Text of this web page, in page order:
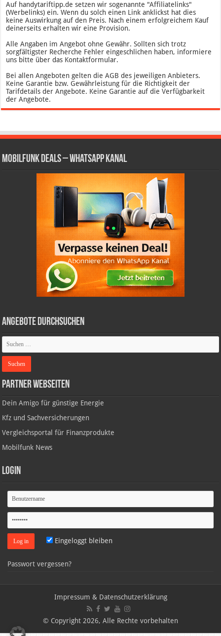
Auf handytariftipp.de setzen wir sogenannte "Affiliatelinks"
(Werbelinks) ein. Wenn du solch einen Link anklickst hat dies
keine Auswirkung auf den Preis. Nach einem erfolgreichem Kauf
deinerseits erhalten wir eine Provision.
Alle Angaben im Angebot ohne Gewähr. Sollten sich trotz
sorgfältigster Recherche Fehler eingeschlichen haben, informiere
uns bitte über das Kontaktformular.
Bei allen Angeboten gelten die AGB des jeweiligen Anbieters.
Keine Garantie bzw. Gewährleistung für die Richtigkeit der
Tarifdetails der Angebote. Keine Garantie auf die Verfügbarkeit
der Angebote.
Mobilfunk Deals – WhatsApp Kanal
Angebote durchsuchen
Partner Webseiten
Dein Amigo für günstige Energie
Kfz und Sachversicherungen
Vergleichsportal für Finanzprodukte
Mobilfunk News
Login
Eingeloggt bleiben
Passwort vergessen?
Impressum & Datenschutzerklärung
© Copyright 2026, Alle Rechte vorbehalten